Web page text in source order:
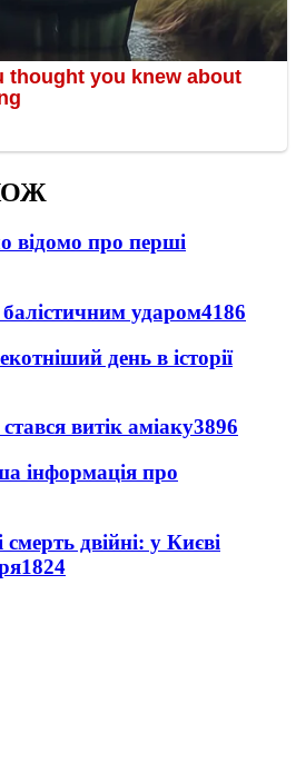
відомо про перші
ударом4186
день в історії
витік аміаку3896
інформація про
двійні: у Києві
1824